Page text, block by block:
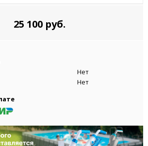
25 100 руб.
Нет
Нет